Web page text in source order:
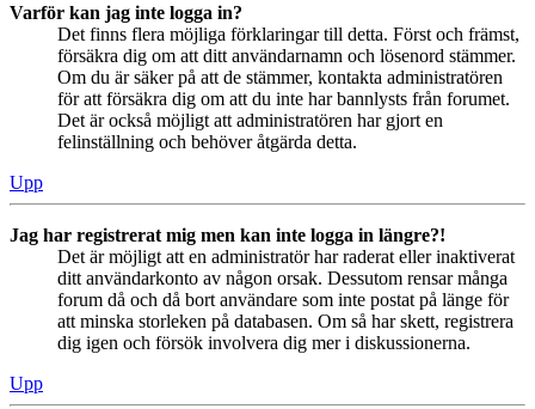
Varför kan jag inte logga in?
Det finns flera möjliga förklaringar till detta. Först och främst,
försäkra dig om att ditt användarnamn och lösenord stämmer.
Om du är säker på att de stämmer, kontakta administratören
för att försäkra dig om att du inte har bannlysts från forumet.
Det är också möjligt att administratören har gjort en
felinställning och behöver åtgärda detta.
Upp
Jag har registrerat mig men kan inte logga in längre?!
Det är möjligt att en administratör har raderat eller inaktiverat
ditt användarkonto av någon orsak. Dessutom rensar många
forum då och då bort användare som inte postat på länge för
att minska storleken på databasen. Om så har skett, registrera
dig igen och försök involvera dig mer i diskussionerna.
Upp